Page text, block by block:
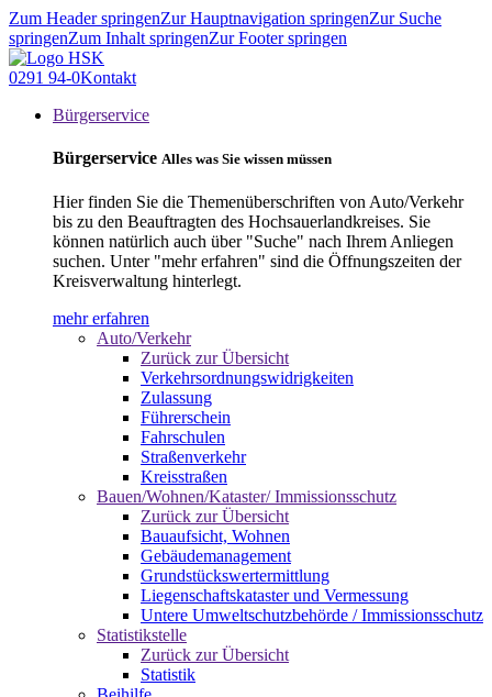
Zum Header springenZur Hauptnavigation springenZur Suche
springenZum Inhalt springenZur Footer springen
0291 94-0Kontakt
Bürgerservice
Bürgerservice Alles was Sie wissen müssen
Hier finden Sie die Themenüberschriften von Auto/Verkehr
bis zu den Beauftragten des Hochsauerlandkreises. Sie
können natürlich auch über "Suche" nach Ihrem Anliegen
suchen. Unter "mehr erfahren" sind die Öffnungszeiten der
Kreisverwaltung hinterlegt.
mehr erfahren
Auto/Verkehr
Zurück zur Übersicht
Verkehrsordnungswidrigkeiten
Zulassung
Führerschein
Fahrschulen
Straßenverkehr
Kreisstraßen
Bauen/Wohnen/Kataster/ Immissionsschutz
Zurück zur Übersicht
Bauaufsicht, Wohnen
Gebäudemanagement
Grundstückswertermittlung
Liegenschaftskataster und Vermessung
Untere Umweltschutzbehörde / Immissionsschutz
Statistikstelle
Zurück zur Übersicht
Statistik